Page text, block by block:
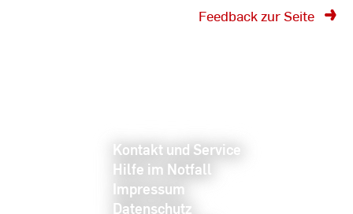
Feedback zur Seite
Kontakt und Service
Hilfe im Notfall
Impressum
Datenschutz